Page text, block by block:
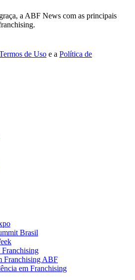
a ABF News com as principais
de Uso e a Política de
Brasil
Franchising ABF
em Franchising